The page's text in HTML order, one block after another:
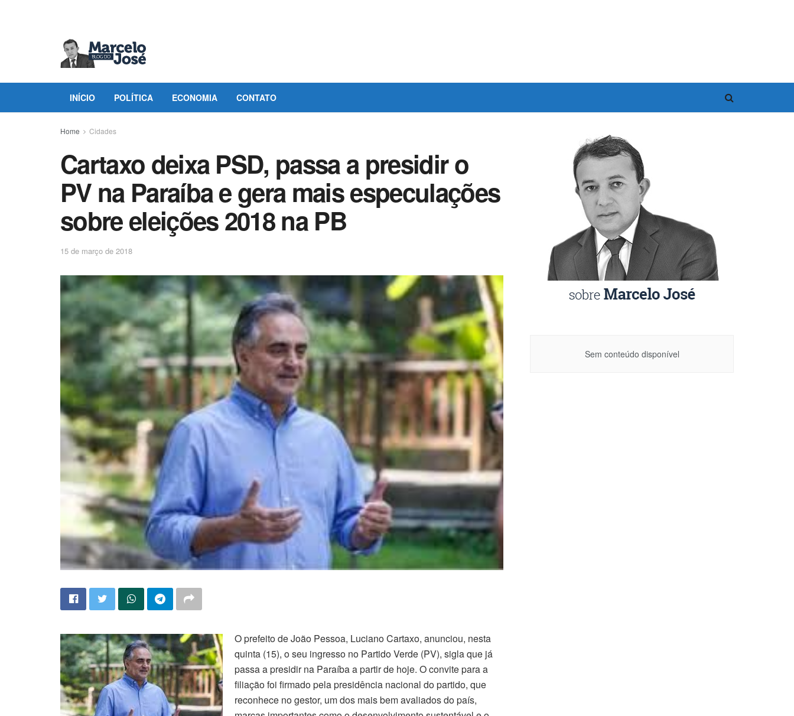
INÍCIO POLÍTICA ECONOMIA CONTATO
Home Cidades
Cartaxo deixa PSD, passa a presidir o
PV na Paraíba e gera mais especulações
sobre eleições 2018 na PB
15 de março de 2018
O prefeito de João Pessoa, Luciano Cartaxo, anunciou, nesta
quinta (15), o seu ingresso no Partido Verde (PV), sigla que já
passa a presidir na Paraíba a partir de hoje. O convite para a
filiação foi firmado pela presidência nacional do partido, que
reconhece no gestor, um dos mais bem avaliados do país,
Sem conteúdo disponível